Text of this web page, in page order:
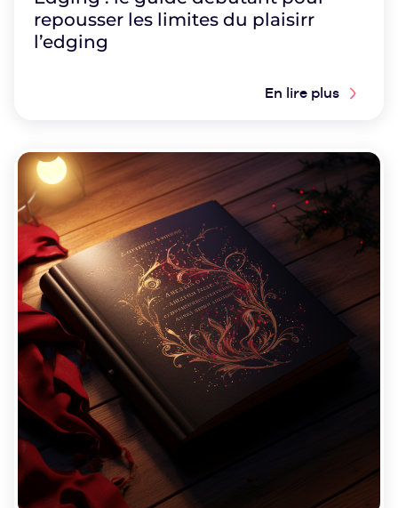
repousser les limites du plaisirr
l’edging
En lire plus